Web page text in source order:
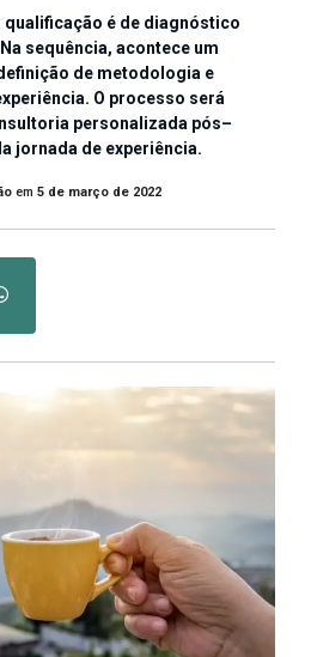
qualificação é de diagnóstico
sequência, acontece um
de metodologia e
O processo será
personalizada pós–
jornada de experiência.
em 5 de março de 2022